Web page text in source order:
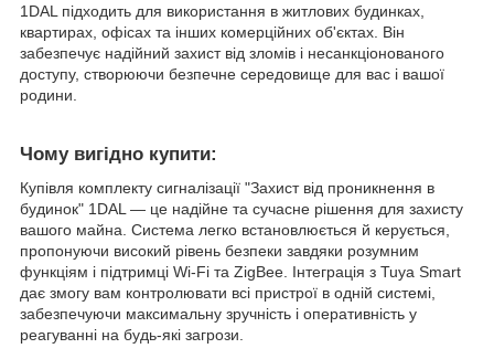
1DAL підходить для використання в житлових будинках,
квартирах, офісах та інших комерційних об'єктах. Він
забезпечує надійний захист від зломів і несанкціонованого
доступу, створюючи безпечне середовище для вас і вашої
родини.
Чому вигідно купити:
Купівля комплекту сигналізації "Захист від проникнення в
будинок" 1DAL — це надійне та сучасне рішення для захисту
вашого майна. Система легко встановлюється й керується,
пропонуючи високий рівень безпеки завдяки розумним
функціям і підтримці Wi-Fi та ZigBee. Інтеграція з Tuya Smart
дає змогу вам контролювати всі пристрої в одній системі,
забезпечуючи максимальну зручність і оперативність у
реагуванні на будь-які загрози.